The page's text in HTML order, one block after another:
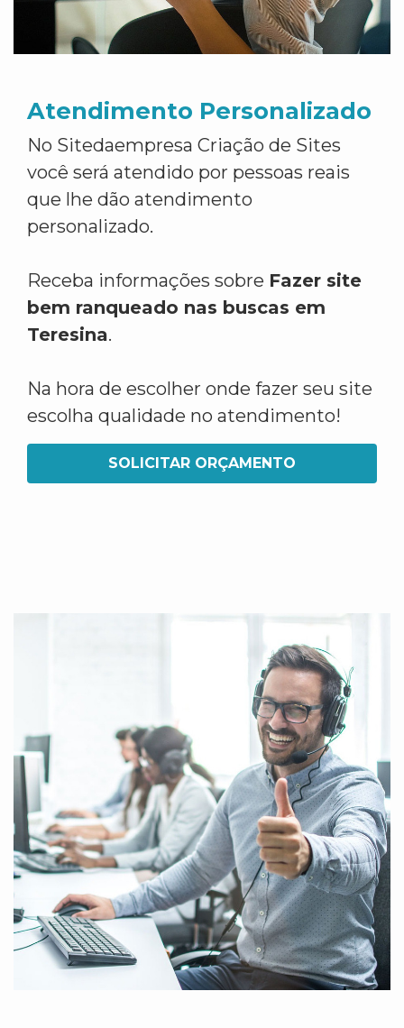
Atendimento Personalizado
No Sitedaempresa Criação de Sites
você será atendido por pessoas reais
que lhe dão atendimento
personalizado.
Receba informações sobre Fazer site
bem ranqueado nas buscas em
Teresina.
Na hora de escolher onde fazer seu site
escolha qualidade no atendimento!
SOLICITAR ORÇAMENTO